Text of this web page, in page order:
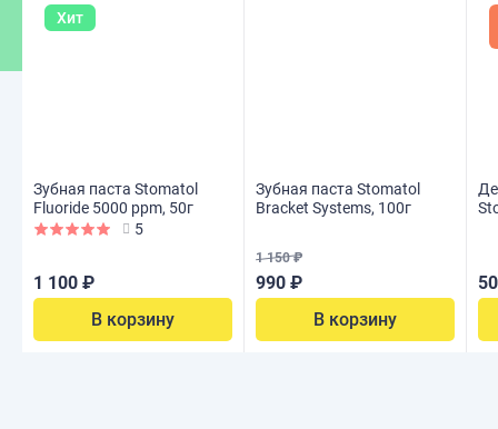
Хит
Зубная паста Stomatol
Fluoride 5000 ppm, 50г
5
1 100 ₽
В корзину
Зубная паста Stomatol
Bracket Systems, 100г
1 150 ₽
990 ₽
В корзину